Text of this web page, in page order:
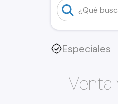
Especiales
Venta